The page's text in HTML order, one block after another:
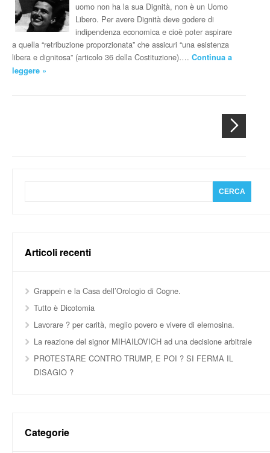
uomo non ha la sua Dignità, non è un Uomo
Libero. Per avere Dignità deve godere di
indipendenza economica e cioè poter aspirare
a quella “retribuzione proporzionata” che assicuri “una esistenza
libera e dignitosa” (articolo 36 della Costituzione)…. Continua a
leggere »
Articoli recenti
Grappein e la Casa dell’Orologio di Cogne.
Tutto è Dicotomia
Lavorare ? per carità, meglio povero e vivere di elemosina.
La reazione del signor MIHAILOVICH ad una decisione arbitrale
PROTESTARE CONTRO TRUMP, E POI ? SI FERMA IL
DISAGIO ?
Categorie